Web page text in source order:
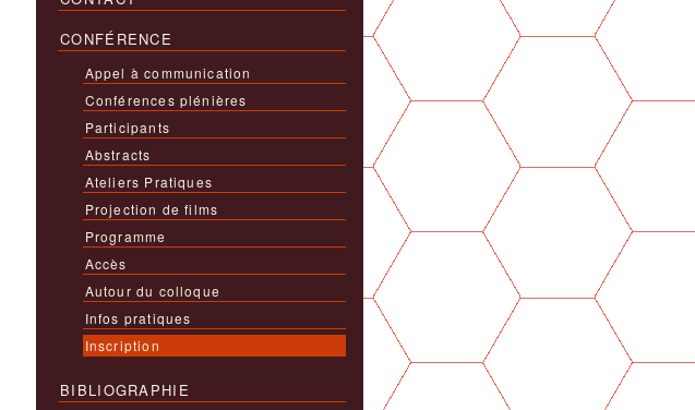
CONFÉRENCE
Appel à communication
Conférences plénières
Participants
Abstracts
Ateliers Pratiques
Projection de films
Programme
Accès
Autour du colloque
Infos pratiques
Inscription
BIBLIOGRAPHIE